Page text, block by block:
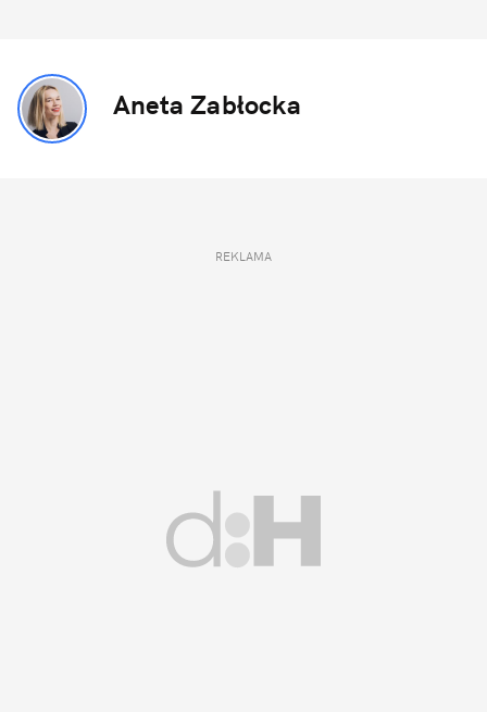
Aneta Zabłocka
REKLAMA